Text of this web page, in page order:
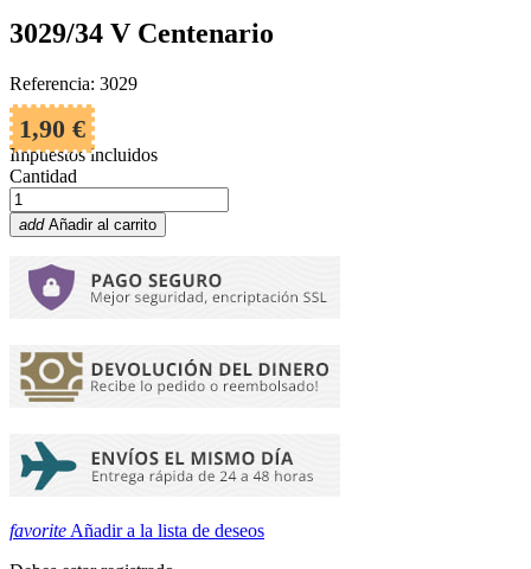
3029/34 V Centenario
Referencia: 3029
1,90 €
Impuestos incluidos
Cantidad
add Añadir al carrito
favorite Añadir a la lista de deseos